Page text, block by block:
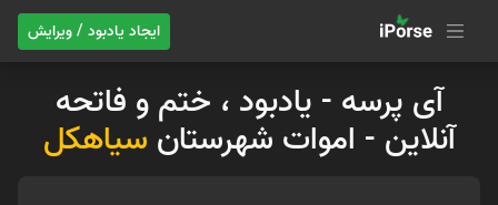
ایجاد یادبود / ویرایش
آی پرسه - یادبود ، ختم و فاتحه
آنلاین - اموات شهرستان سیاهکل